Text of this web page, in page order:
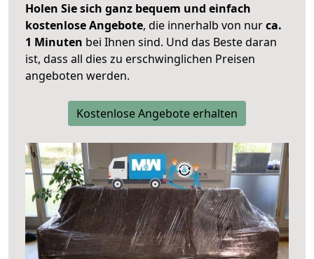
Holen Sie sich ganz bequem und einfach
kostenlose Angebote, die innerhalb von nurca.
1 Minuten bei Ihnen sind. Und das Beste daran
ist, dass all dies zu erschwinglichen Preisen
angeboten werden.
Kostenlose Angebote erhalten